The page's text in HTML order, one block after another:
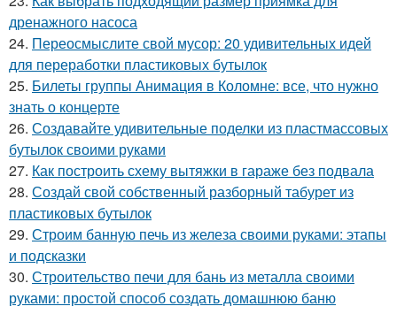
дренажного насоса
24. Переосмыслите свой мусор: 20 удивительных идей
для переработки пластиковых бутылок
25. Билеты группы Анимация в Коломне: все, что нужно
знать о концерте
26. Создавайте удивительные поделки из пластмассовых
бутылок своими руками
27. Как построить схему вытяжки в гараже без подвала
28. Создай свой собственный разборный табурет из
пластиковых бутылок
29. Строим банную печь из железа своими руками: этапы
и подсказки
30. Строительство печи для бань из металла своими
руками: простой способ создать домашнюю баню